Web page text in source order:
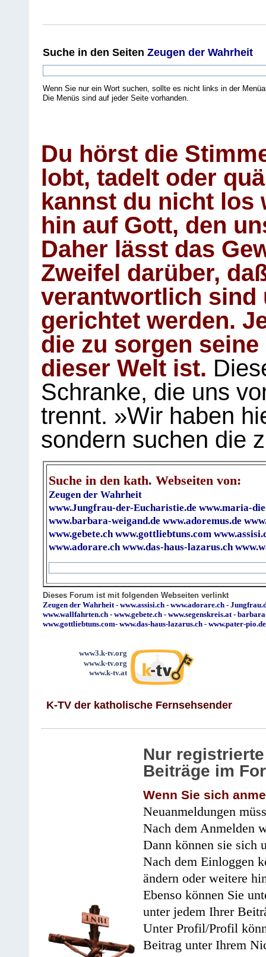
Suche in den Seiten Zeugen der Wahrheit
Wenn Sie nur ein Wort suchen, sollte es nicht links in der
Die Menüs sind auf jeder Seite vorhanden.
Du hörst die
lobt, tadelt oder
kannst du nicht los
hin auf Gott, den
Daher lässt das
Zweifel darüber,
verantwortlich sind
gerichtet werden.
die zu sorgen
dieser Welt ist.
Schranke, die uns
trennt. »Wir haben
sondern suchen die
Suche in den kath. Webseiten von:
Zeugen der Wahrheit
www.Jungfrau-der-Eucharistie.de www.maria-
www.barbara-weigand.de www.adoremus.de
www.gebete.ch www.gottliebtuns.com
www.adorare.ch www.das-haus-lazarus.ch
Dieses Forum ist mit folgenden Webseiten verlinkt
Zeugen der Wahrheit - www.assisi.ch - www.adorare.ch -
www.wallfahrten.ch - www.gebete.ch - www.segenskreis.at -
www.gottliebtuns.com- www.das-haus-lazarus.ch - www.pater-pio.de
www3.k-tv.org
www.k-tv.org
www.k-tv.at
K-TV der katholische Fernsehsender
Nur
Beiträge im
Wenn Sie sich
Neuanmeldungen
Nach dem Anmelden
Dann können sie sich
Nach dem Einloggen
ändern oder weitere
Ebenso können Sie
unter jedem Ihrer
Unter Profil/Profil
Beitrag unter Ihrem